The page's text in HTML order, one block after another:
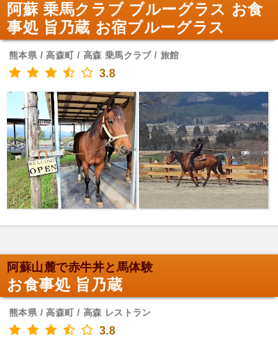
阿蘇 乗馬クラブ ブルーグラス お食
事処 旨乃蔵 お宿ブルーグラス
熊本県 / 高森町 / 高森 乗馬クラブ / 旅館
3.8
阿蘇山麓で赤牛丼と馬体験
お食事処 旨乃蔵
熊本県 / 高森町 / 高森 レストラン
3.8